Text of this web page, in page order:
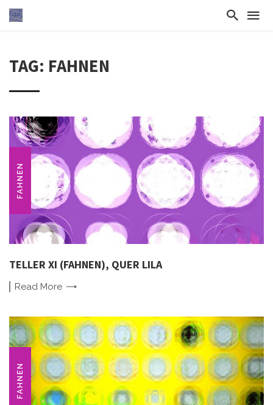
TAG: FAHNEN
FAHNEN
TELLER XI (FAHNEN), QUER LILA
Read More
FAHNEN